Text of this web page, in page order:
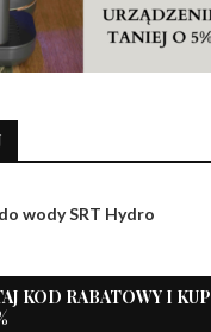
wody SRT Hydro
KOD RABATOWY I KUP